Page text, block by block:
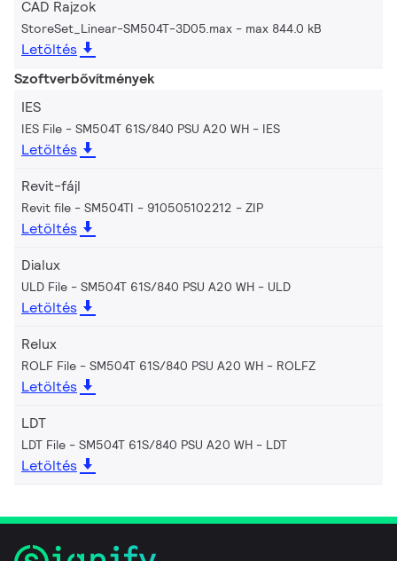
CAD Rajzok
StoreSet_Linear-SM504T-3D05.max max 844.0 kB
Letöltés
Szoftverbővítmények
IES
IES File - SM504T 61S/840 PSU A20 WH IES
Letöltés
Revit-fájl
Revit file - SM504TI - 910505102212 ZIP
Letöltés
Dialux
ULD File - SM504T 61S/840 PSU A20 WH ULD
Letöltés
Relux
ROLF File - SM504T 61S/840 PSU A20 WH ROLFZ
Letöltés
LDT
LDT File - SM504T 61S/840 PSU A20 WH LDT
Letöltés